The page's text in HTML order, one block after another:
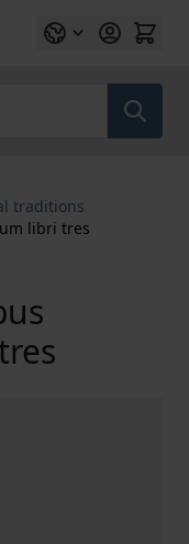
traditions
libri tres